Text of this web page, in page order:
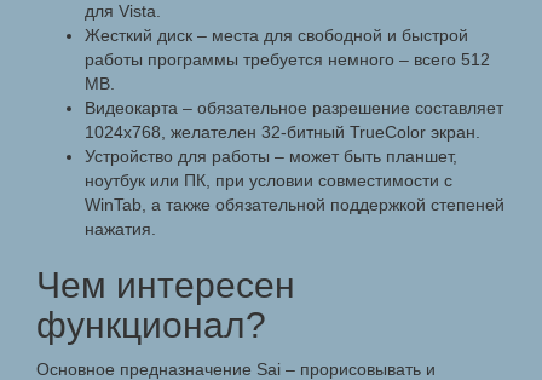
для Vista.
Жесткий диск – места для свободной и быстрой
работы программы требуется немного – всего 512
МВ.
Видеокарта – обязательное разрешение составляет
1024x768, желателен 32-битный TrueColor экран.
Устройство для работы – может быть планшет,
ноутбук или ПК, при условии совместимости с
WinTab, а также обязательной поддержкой степеней
нажатия.
Чем интересен
функционал?
Основное предназначение Sai – прорисовывать и